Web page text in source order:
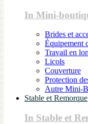
In Mini-
Brides et
Équipement
Travail en
Licols
Couverture
Protection
Autre Mini-
Stable et Remorque
In Stable et